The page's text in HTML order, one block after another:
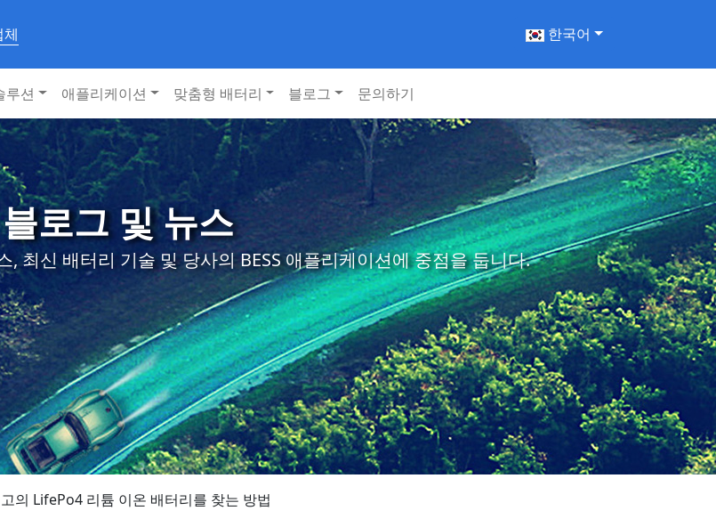
한국어
루션 애플리케이션 맞춤형 배터리 블로그 문의하기
블로그 및 뉴스
최신 배터리 기술 및 당사의 BESS 애플리케이션에 중점을 둡니다.
의 LifePo4 리튬 이온 배터리를 찾는 방법